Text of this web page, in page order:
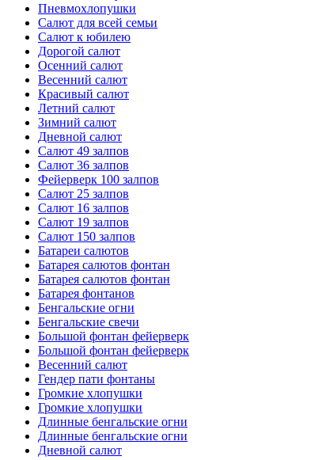
Пневмохлопушки
Салют для всей семьи
Салют к юбилею
Дорогой салют
Осенний салют
Весенний салют
Красивый салют
Летний салют
Зимний салют
Дневной салют
Салют 49 залпов
Салют 36 залпов
Фейерверк 100 залпов
Салют 25 залпов
Салют 16 залпов
Салют 19 залпов
Салют 150 залпов
Батареи салютов
Батарея салютов фонтан
Батарея салютов фонтан
Батарея фонтанов
Бенгальские огни
Бенгальские свечи
Большой фонтан фейерверк
Большой фонтан фейерверк
Весенний салют
Гендер пати фонтаны
Громкие хлопушки
Громкие хлопушки
Длинные бенгальские огни
Длинные бенгальские огни
Дневной салют